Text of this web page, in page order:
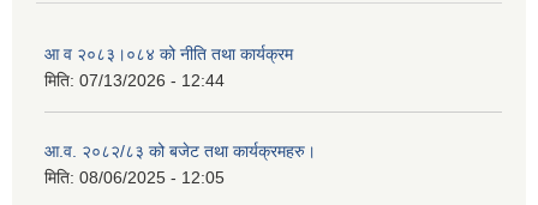
आ व २०८३।०८४ को नीति तथा कार्यक्रम
मिति: 07/13/2026 - 12:44
आ.व. २०८२/८३ को बजेट तथा कार्यक्रमहरु।
मिति: 08/06/2025 - 12:05